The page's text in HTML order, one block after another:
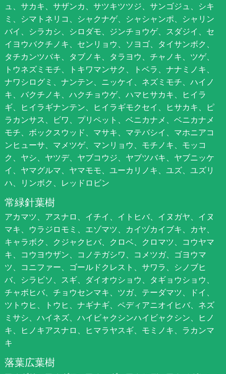
ュ、サカキ、サザンカ、サツキツツジ、サンゴジュ、シキ
ミ、シマトネリコ、シャクナゲ、シャシャンポ、シャリン
バイ、シラカシ、シロダモ、ジンチョウゲ、スダジイ、セ
イヨウバクチノキ、センリョウ、ソヨゴ、タイサンボク、
タチカンツバキ、タブノキ、タラヨウ、チャノキ、ツゲ、
トウネズミモチ、トキワマンサク、トベラ、ナナミノキ、
ナワシログミ、ナンテン、ニッケイ、ネズミモチ、ハイノ
キ、バクチノキ、ハクチョウゲ、ハマヒサカキ、ヒイラ
ギ、ヒイラギナンテン、ヒイラギモクセイ、ヒサカキ、ピ
ラカンサス、ビワ、プリペット、ベニカナメ、ベニカナメ
モチ、ボックスウッド、マサキ、マテバシイ、マホニアコ
ンヒューサ、マメツゲ、マンリョウ、モチノキ、モッコ
ク、ヤシ、ヤツデ、ヤブコウジ、ヤブツバキ、ヤブニッケ
イ、ヤマグルマ、ヤマモモ、ユーカリノキ、ユズ、ユズリ
ハ、リンボク、レッドロビン
常緑針葉樹
アカマツ、アスナロ、イチイ、イトヒバ、イヌガヤ、イヌ
マキ、ウラジロモミ、エゾマツ、カイヅカイブキ、カヤ、
キャラボク、クジャクヒバ、クロベ、クロマツ、コウヤマ
キ、コウヨウザン、コノテガシワ、コメツガ、ゴヨウマ
ツ、コニファー、ゴールドクレスト、サワラ、シノブヒ
バ、シラビソ、スギ、ダイオウショウ、タギョウショウ、
チャボヒバ、チョウセンマキ、ツガ、テーダマツ、ドイ、
ツトウヒ、トウヒ、ナギナギ、ペディアニオイヒバ、ネズ
ミサシ、ハイネズ、ハイビャクシンハイビャクシン、ヒノ
キ、ヒノキアスナロ、ヒマラヤスギ、モミノキ、ラカンマ
キ
落葉広葉樹